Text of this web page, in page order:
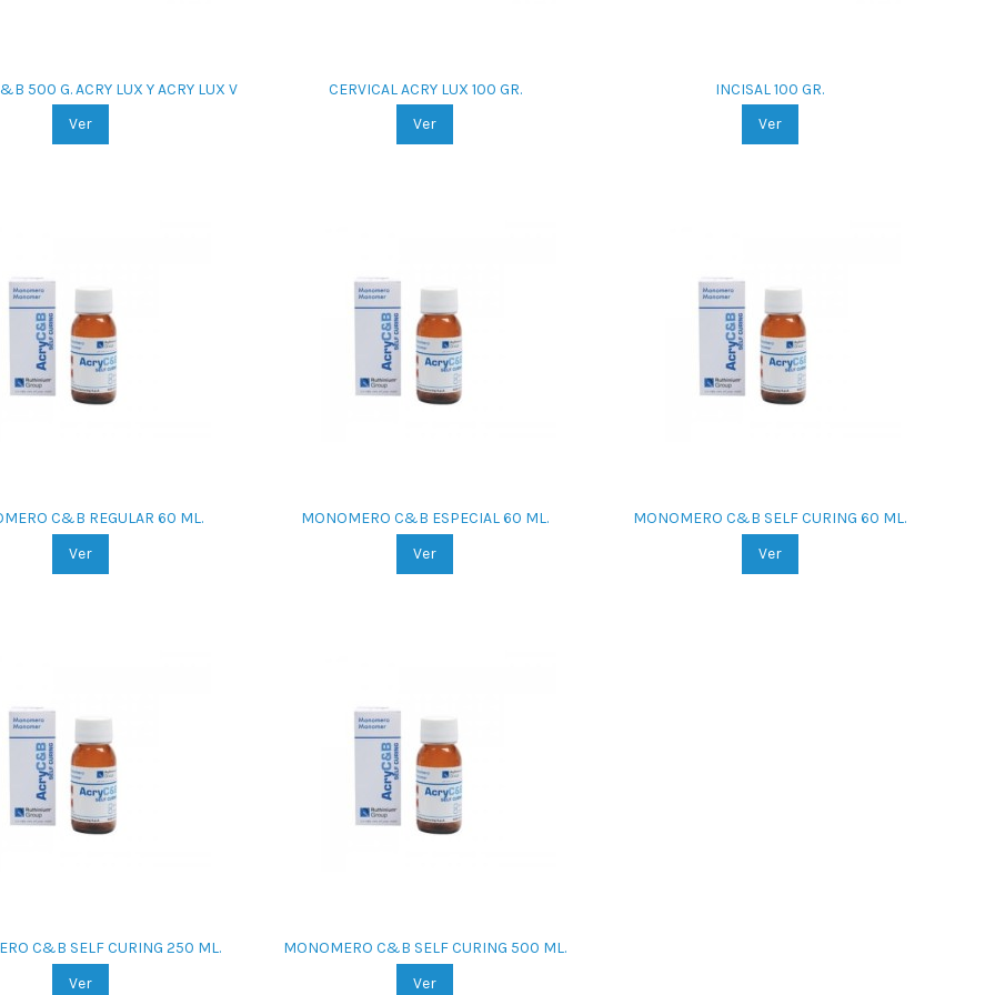
500 G. ACRY LUX Y ACRY LUX V
Ver
CERVICAL ACRY LUX 100 GR.
Ver
INCISAL 100 GR.
Ver
C&B REGULAR 60 ML.
Ver
MONOMERO C&B ESPECIAL 60 ML.
Ver
MONOMERO C&B SELF CURING 60 ML.
Ver
C&B SELF CURING 250 ML.
Ver
MONOMERO C&B SELF CURING 500 ML.
Ver